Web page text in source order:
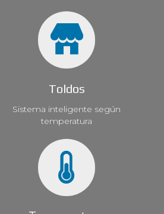
Toldos
Sistema inteligente según
temperatura